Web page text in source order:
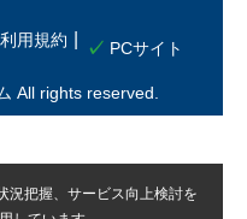
利用規約 PCサイト
All rights reserved.
況把握、サービス向上検討を